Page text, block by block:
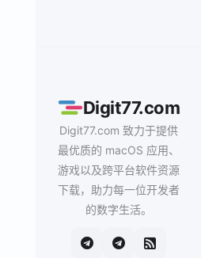
Digit77.com
Digit77.com 致力于提供
最优质的 macOS 应用、
游戏以及跨平台软件资源
下载，助力每一位开发者
的数字生活。